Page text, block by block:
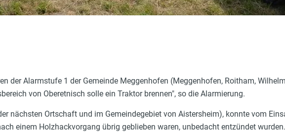
der Alarmstufe 1 der Gemeinde Meggenhofen (Meggenhofen, Roitham,
von Oberetnisch solle ein Traktor brennen", so die Alarmierung.
nächsten Ortschaft und im Gemeindegebiet von Aistersheim), konnte vom
einem Holzhackvorgang übrig geblieben waren, unbedacht entzündet wurden.